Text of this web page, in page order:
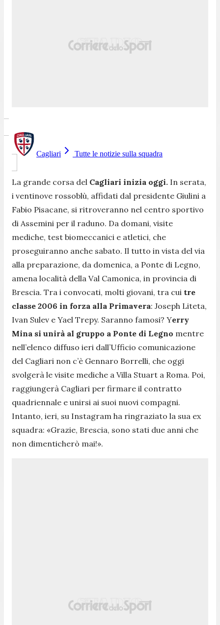
Cagliari Tutte le notizie sulla squadra
La grande corsa del Cagliari inizia oggi. In serata,
i ventinove rossoblù, affidati dal presidente Giulini a
Fabio Pisacane, si ritroveranno nel centro sportivo
di Assemini per il raduno. Da domani, visite
mediche, test biomeccanici e atletici, che
proseguiranno anche sabato. Il tutto in vista del via
alla preparazione, da domenica, a Ponte di Legno,
amena località della Val Camonica, in provincia di
Brescia. Tra i convocati, molti giovani, tra cui tre
classe 2006 in forza alla Primavera: Joseph Liteta,
Ivan Sulev e Yael Trepy. Saranno famosi? Yerry
Mina si unirà al gruppo a Ponte di Legno mentre
nell’elenco diffuso ieri dall’Ufficio comunicazione
del Cagliari non c’è Gennaro Borrelli, che oggi
svolgerà le visite mediche a Villa Stuart a Roma. Poi,
raggiungerà Cagliari per firmare il contratto
quadriennale e unirsi ai suoi nuovi compagni.
Intanto, ieri, su Instagram ha ringraziato la sua ex
squadra: «Grazie, Brescia, sono stati due anni che
non dimenticherò mai!».